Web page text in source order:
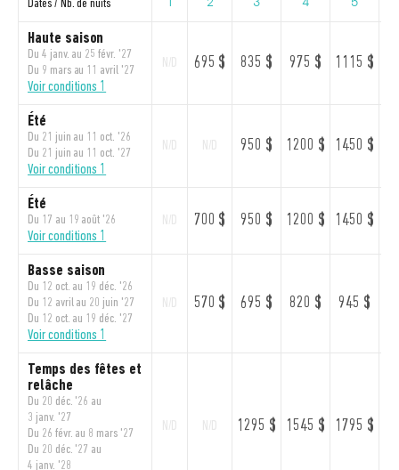
Dates / Nb. de nuits 2 3 4 5
Haute saison
Du 4 janv. au 25 févr. '27
Du 9 mars au 11 avril '27
Voir conditions 1
695 $ 835 $ 975 $ 1115 $
Été
Du 21 juin au 11 oct. '26
Du 21 juin au 11 oct. '27
Voir conditions 1
950 $ 1200 $ 1450 $
Été
Du 17 au 19 août '26
Voir conditions 1
700 $ 950 $ 1200 $ 1450 $
Basse saison
Du 12 oct. au 19 déc. '26
Du 12 avril au 20 juin '27
Du 12 oct. au 19 déc. '27
Voir conditions 1
570 $ 695 $ 820 $ 945 $
Temps des fêtes et
relâche
Du 20 déc. '26 au
3 janv. '27
Du 26 févr. au 8 mars '27
Du 20 déc. '27 au
4 janv. '28
1295 $ 1545 $ 1795 $